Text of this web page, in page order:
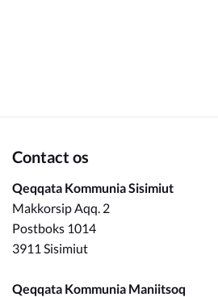
Contact os
Qeqqata Kommunia Sisimiut
Makkorsip Aqq. 2
Postboks 1014
3911 Sisimiut
Qeqqata Kommunia Maniitsoq